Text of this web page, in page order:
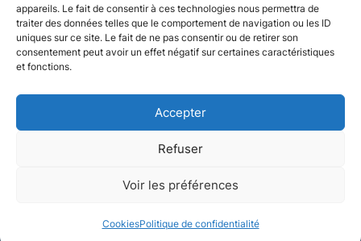
appareils. Le fait de consentir à ces technologies nous permettra de
traiter des données telles que le comportement de navigation ou les ID
uniques sur ce site. Le fait de ne pas consentir ou de retirer son
consentement peut avoir un effet négatif sur certaines caractéristiques
et fonctions.
Accepter
Refuser
Voir les préférences
CookiesPolitique de confidentialité
Conception et réalisation :Plate